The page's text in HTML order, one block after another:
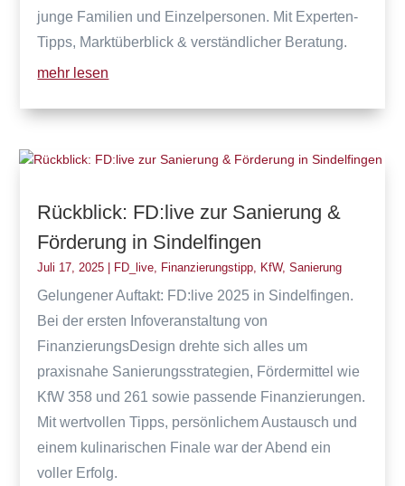
junge Familien und Einzelpersonen. Mit Experten-
Tipps, Marktüberblick & verständlicher Beratung.
mehr lesen
Rückblick: FD:live zur Sanierung &
Förderung in Sindelfingen
Juli 17, 2025 FD_live Finanzierungstipp KfW,Sanierung
Gelungener Auftakt: FD:live 2025 in Sindelfingen.
Bei der ersten Infoveranstaltung von
FinanzierungsDesign drehte sich alles um
praxisnahe Sanierungsstrategien, Fördermittel wie
KfW 358 und 261 sowie passende Finanzierungen.
Mit wertvollen Tipps, persönlichem Austausch und
einem kulinarischen Finale war der Abend ein
voller Erfolg.